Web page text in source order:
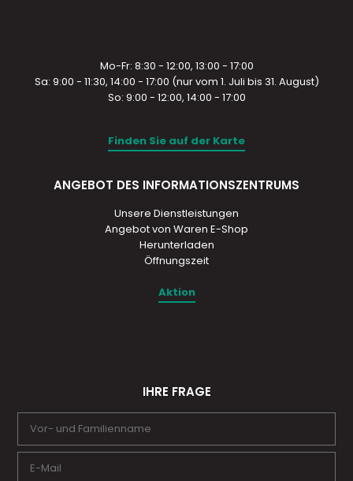
Mo-Fr: 8:30 - 12:00, 13:00 - 17:00
Sa: 9:00 - 11:30, 14:00 - 17:00 (nur vom 1. Juli bis 31. August)
So: 9:00 - 12:00, 14:00 - 17:00
Finden Sie auf der Karte
ANGEBOT DES INFORMATIONSZENTRUMS
Unsere Dienstleistungen
Angebot von Waren E-Shop
Herunterladen
Öffnungszeit
Aktion
IHRE FRAGE